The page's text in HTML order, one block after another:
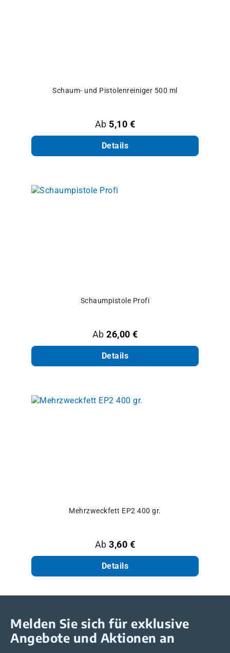
Schaum- und Pistolenreiniger 500 ml
Regulärer Preis:
Ab 5,10 €
Details
Schaumpistole Profi
Regulärer Preis:
Ab 26,00 €
Details
Mehrzweckfett EP2 400 gr.
Regulärer Preis:
Ab3,60 €
Details
Melden Sie sich für exklusive
Angebote und Aktionen an